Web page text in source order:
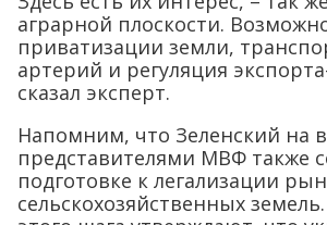
аграрной плоскости.
приватизации земли,
артерий и регуляция
сказал эксперт.
Напомним, что Зеленский на
представителями МВФ также
подготовке к легализации
сельскохозяйственных